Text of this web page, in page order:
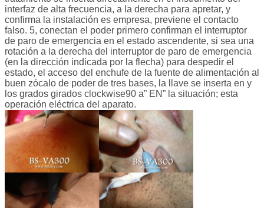
interfaz de alta frecuencia, a la derecha para apretar, y
confirma la instalación es empresa, previene el contacto
falso. 5, conectan el poder primero confirman el interruptor
de paro de emergencia en el estado ascendente, si sea una
rotación a la derecha del interruptor de paro de emergencia
(en la dirección indicada por la flecha) para despedir el
estado, el acceso del enchufe de la fuente de alimentación al
buen zócalo de poder de tres bases, la llave se inserta en y
los grados girados clockwise90 a” EN” la situación; esta
operación eléctrica del aparato.